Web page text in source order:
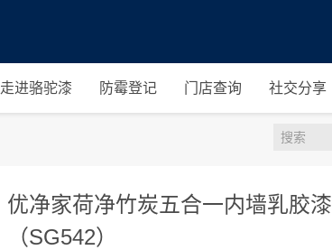
走进骆驼漆 防霉登记 门店查询 社交分享
优净家荷净竹炭五合一内墙乳胶漆
（SG542）